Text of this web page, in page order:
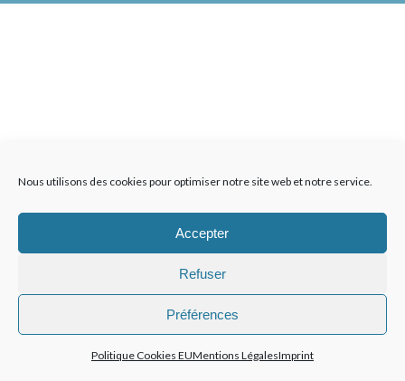
Nous utilisons des cookies pour optimiser notre site web et notre service.
Accepter
Refuser
Préférences
Politique Cookies EUMentions LégalesImprint